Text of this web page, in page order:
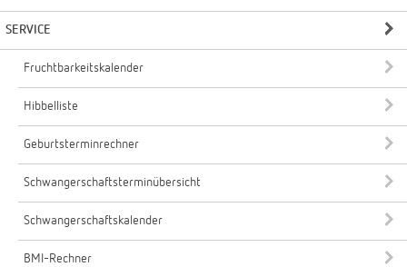
SERVICE
Fruchtbarkeitskalender
Hibbelliste
Geburtsterminrechner
Schwangerschaftsterminübersicht
Schwangerschaftskalender
BMI-Rechner